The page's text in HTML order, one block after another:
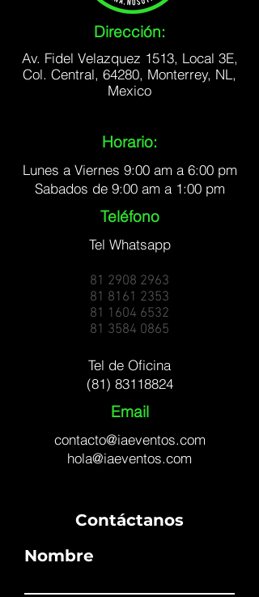
Dirección:
Av. Fidel Velazquez 1513, Local 3E,
Col. Central, 64280, Monterrey, NL,
Mexico
Horario:
Lunes a Viernes 9:00 am a 6:00 pm
Sabados de 9:00 am a 1:00 pm
Teléfono
Tel Whatsapp
81 2908 2963
81 8161 2353
81 1604 6532
81 3584 0865
Tel de Oficina
(81) 83118824
Email
contacto@iaeventos.com
hola@iaeventos.com
Contáctanos
Nombre